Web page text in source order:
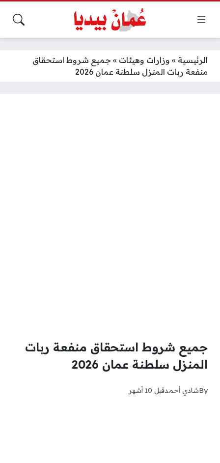
الرئيسية » وزارات وهيئات » جميع شروط استحقاق
منفعة ربات المنزل سلطنة عمان 2026
جميع شروط استحقاق منفعة ربات
المنزل سلطنة عمان 2026
Byشادي أحمدقبل 10 أشهر